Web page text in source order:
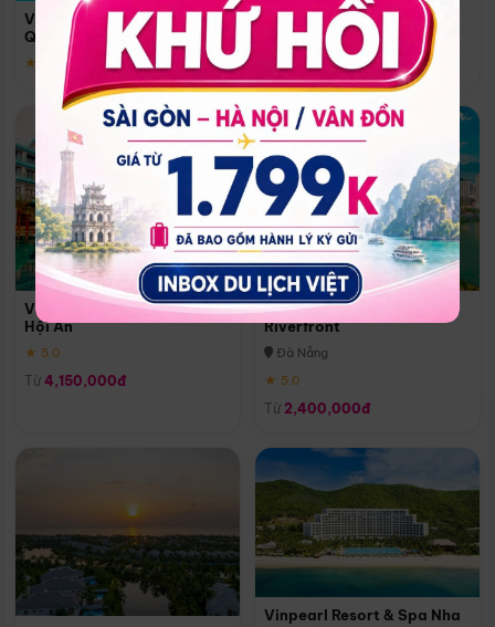
Vinpearl Resort & Spa Phu
Quoc
★ 5.0
Quoc
Phú Quốc
★ 5.0
Vinpearl Resort & Golf Nam
Hội An
★ 5.0
Từ 4,150,000đ
Melia Vinpearl Danang
Riverfront
Đà Nẵng
★ 5.0
Từ 2,400,000đ
Vinpearl Resort & Spa Nha